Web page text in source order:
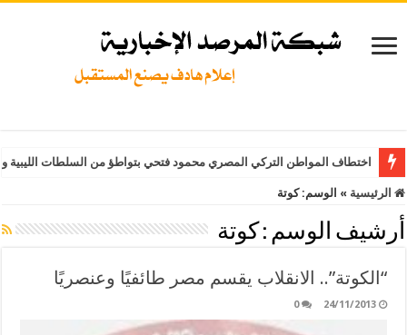
اختطاف المواطن التركي المصري محمود فتحي بتواطؤ من السلطات
الرئيسية » الوسم:كوتة
أرشيف الوسم : كوتة
“الكوتة”.. الانقلاب يقسم مصر طائفيًا وعنصريًا
24/11/2013
0